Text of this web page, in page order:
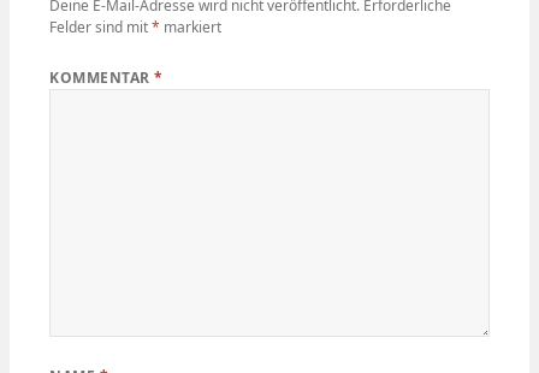
Deine E-Mail-Adresse wird nicht veröffentlicht. Erforderliche
Felder sind mit* markiert
KOMMENTAR*